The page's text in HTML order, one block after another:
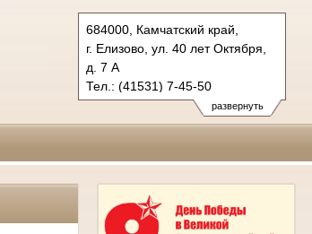
развернуть
684000, Камчатский край,
г. Елизово, ул. 40 лет Октября,
д. 7 А
Тел.: (41531) 7-45-50
7-45-00 факс
elizovsky.kam@sudrf.ru